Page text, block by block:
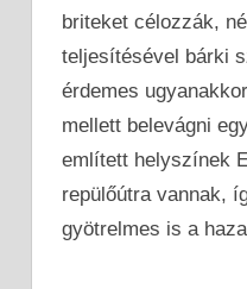
briteket célozzák,
teljesítésével bárki
érdemes
mellett belevágni
említett helyszínek
repülőútra vannak,
gyötrelmes is a